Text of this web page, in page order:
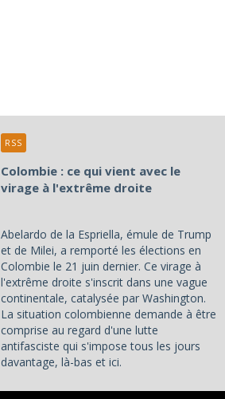
Colombie : ce qui vient avec le
virage à l'extrême droite
Abelardo de la Espriella, émule de Trump
et de Milei, a remporté les élections en
Colombie le 21 juin dernier. Ce virage à
l'extrême droite s'inscrit dans une vague
continentale, catalysée par Washington.
La situation colombienne demande à être
comprise au regard d'une lutte
antifasciste qui s'impose tous les jours
davantage, là-bas et ici.
...
RSS